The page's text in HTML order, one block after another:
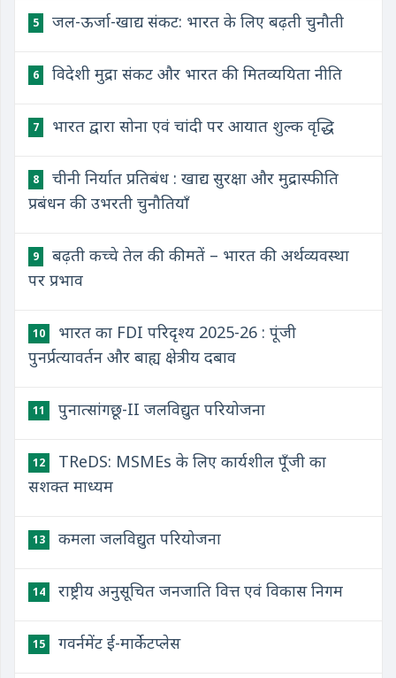
5 जल-ऊर्जा-खाद्य संकट: भारत के लिए बढ़ती चुनौती
6 विदेशी मुद्रा संकट और भारत की मितव्ययिता नीति
7 भारत द्वारा सोना एवं चांदी पर आयात शुल्क वृद्धि
8
चीनी निर्यात प्रतिबंध : खाद्य सुरक्षा और मुद्रास्फीति
प्रबंधन की उभरती चुनौतियाँ
9
बढ़ती कच्चे तेल की कीमतें – भारत की अर्थव्यवस्था
पर प्रभाव
10
भारत का FDI परिदृश्य 2025-26 : पूंजी
पुनर्प्रत्यावर्तन और बाह्य क्षेत्रीय दबाव
11 पुनात्सांगछू-II जलविद्युत परियोजना
12
TReDS: MSMEs के लिए कार्यशील पूँजी का
सशक्त माध्यम
13 कमला जलविद्युत परियोजना
14 राष्ट्रीय अनुसूचित जनजाति वित्त एवं विकास निगम
15 गवर्नमेंट ई-मार्केटप्लेस